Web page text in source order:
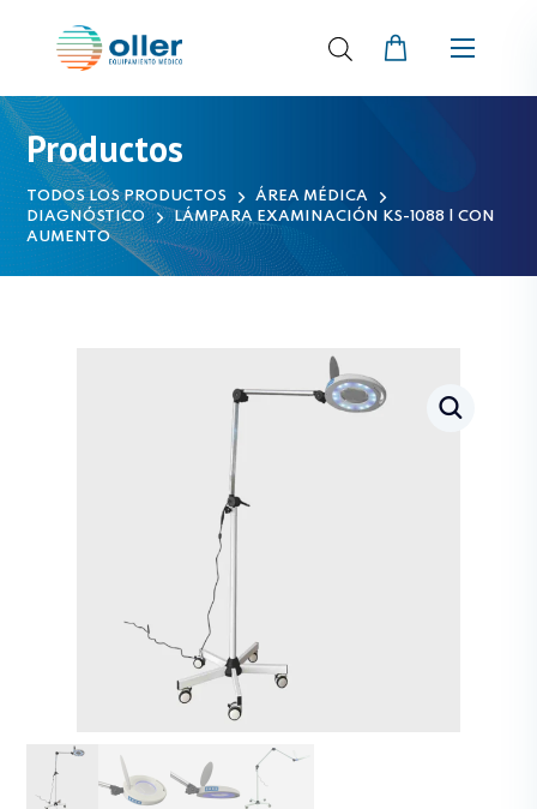
Productos
TODOS LOS PRODUCTOS
ÁREA MÉDICA
DIAGNÓSTICO
LÁMPARA EXAMINACIÓN KS-1088 | CON
AUMENTO